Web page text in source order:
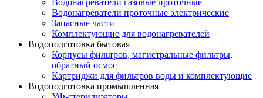
Водонагреватели газовые проточные
Водонагреватели проточные электрические
Запасные части
Комплектующие для водонагревателей
Водоподготовка бытовая
Корпусы фильтров, магистральные фильтры,
обратный осмос
Картриджи для фильтров воды и комплектующие
Водоподготовка промышленная